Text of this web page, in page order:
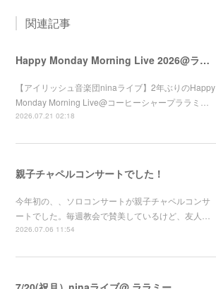
関連記事
Happy Monday Morning Live 2026@ララミー
【アイリッシュ音楽団ninaライブ】2年ぶりのHappy
Monday Morning Live@コーヒーシャープララミ…
2026.07.21 02:18
親子チャペルコンサートでした！
今年初の、、ソロコンサートが親子チャペルコンサ
ートでした。毎週教会で賛美しているけど、友人…
2026.07.06 11:54